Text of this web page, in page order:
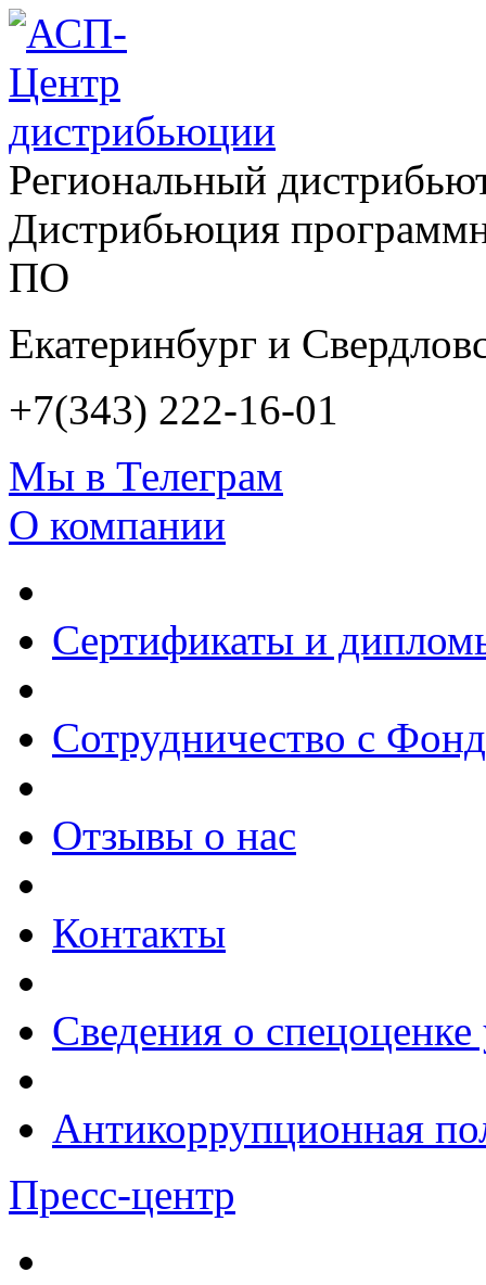
Региональный
Дистрибьюция
ПО
Екатеринбург и
+7(343) 222-16-01
Мы в Телеграм
О компании
Сертификаты и
Сотрудничество с
Отзывы о нас
Контакты
Сведения о
Антикоррупционная
Пресс-центр